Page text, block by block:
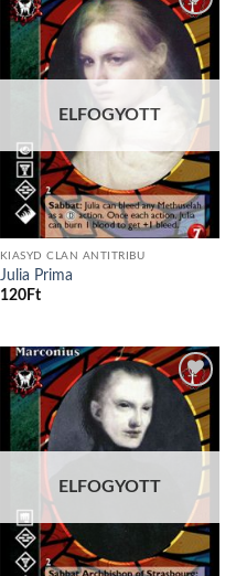
Add to
wishlist
ELFOGYOTT
KIASYD CLAN ANTITRIBU
Julia Prima
120Ft
Add to
wishlist
ELFOGYOTT